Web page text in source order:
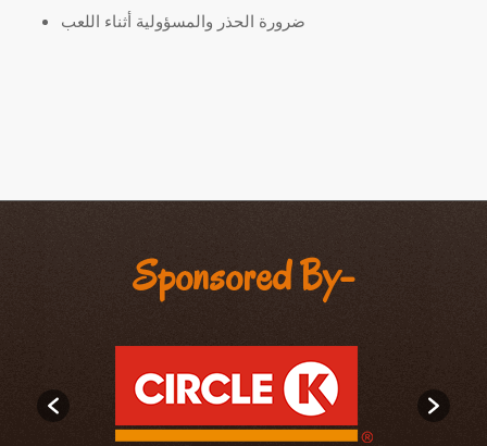
ضرورة الحذر والمسؤولية أثناء اللعب
Sponsored By-